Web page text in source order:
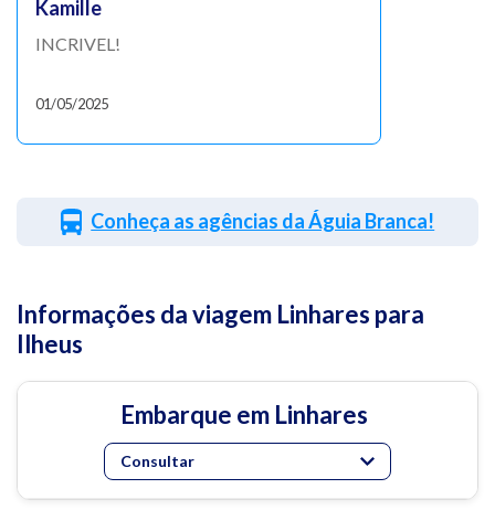
Kamille
INCRIVEL!
01/05/2025
Conheça as agências da Águia Branca!
Informações da viagem Linhares para
Ilheus
Embarque em Linhares
Consultar